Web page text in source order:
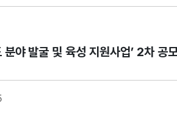
분야 발굴 및 육성 지원사업’ 2차 공